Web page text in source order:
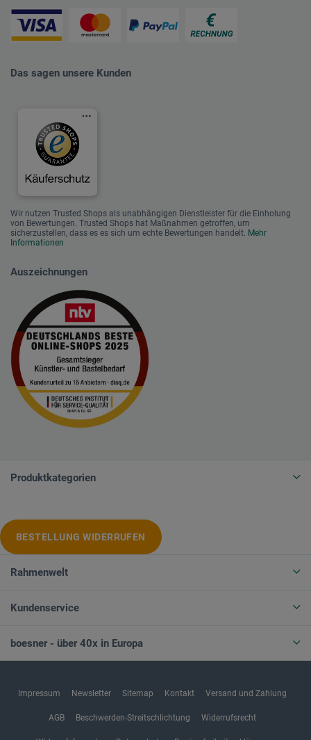
Das sagen unsere Kunden
Wir nutzen Trusted Shops als unabhängigen Dienstleister für die Einholung
von Bewertungen. Trusted Shops hat Maßnahmen getroffen, um
sicherzustellen, dass es es sich um echte Bewertungen handelt. Mehr
Informationen
Auszeichnungen
Produktkategorien
BESTELLUNG WIDERRUFEN
Rahmenwelt
Kundenservice
boesner - über 40x in Europa
Impressum Newsletter Sitemap Kontakt Versand und Zahlung
AGB Beschwerden-Streitschlichtung Widerrufsrecht